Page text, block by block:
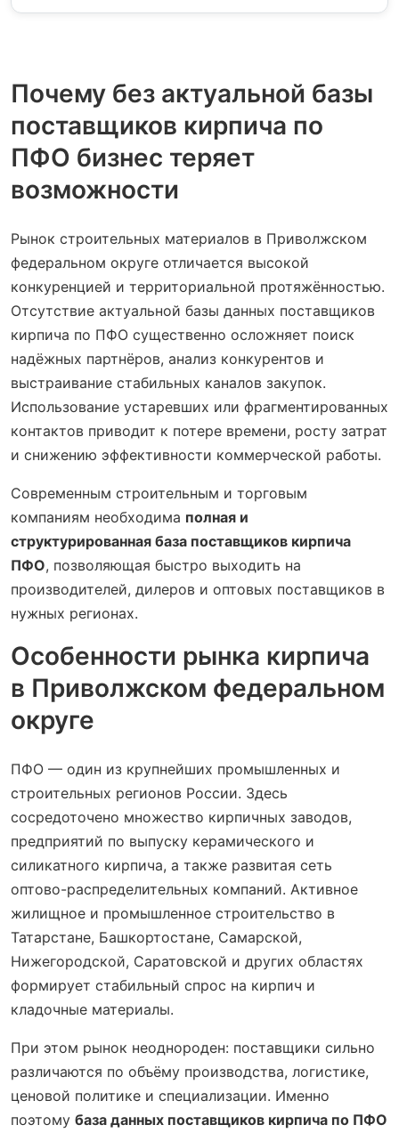
Почему без актуальной базы
поставщиков кирпича по
ПФО бизнес теряет
возможности
Рынок строительных материалов в Приволжском
федеральном округе отличается высокой
конкуренцией и территориальной протяжённостью.
Отсутствие актуальной базы данных поставщиков
кирпича по ПФО существенно осложняет поиск
надёжных партнёров, анализ конкурентов и
выстраивание стабильных каналов закупок.
Использование устаревших или фрагментированных
контактов приводит к потере времени, росту затрат
и снижению эффективности коммерческой работы.
Современным строительным и торговым
компаниям необходима полная и
структурированная база поставщиков кирпича
ПФО, позволяющая быстро выходить на
производителей, дилеров и оптовых поставщиков в
нужных регионах.
Особенности рынка кирпича
в Приволжском федеральном
округе
ПФО — один из крупнейших промышленных и
строительных регионов России. Здесь
сосредоточено множество кирпичных заводов,
предприятий по выпуску керамического и
силикатного кирпича, а также развитая сеть
оптово-распределительных компаний. Активное
жилищное и промышленное строительство в
Татарстане, Башкортостане, Самарской,
Нижегородской, Саратовской и других областях
формирует стабильный спрос на кирпич и
кладочные материалы.
При этом рынок неоднороден: поставщики сильно
различаются по объёму производства, логистике,
ценовой политике и специализации. Именно
поэтому база данных поставщиков кирпича по ПФО